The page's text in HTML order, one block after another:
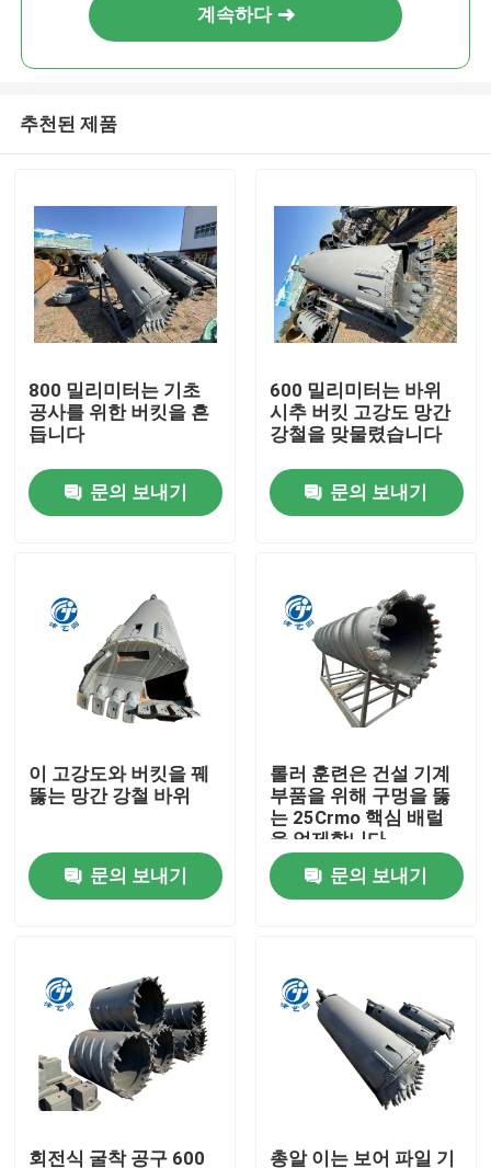
제품
우리에 대하여
품질 관리
연락주세요
경우
시추 버킷
암석 나사송곳
계속하다
추천된 제품
800 밀리미터는 기초
공사를 위한 버킷을 흔
듭니다
문의 보내기
600 밀리미터는 바위
시추 버킷 고강도 망간
강철을 맞물렸습니다
문의 보내기
이 고강도와 버킷을 꿰
뚫는 망간 강철 바위
문의 보내기
롤러 훈련은 건설 기계
부품을 위해 구멍을 뚫
는 25Crmo 핵심 배럴
을 억제합니다
문의 보내기
회전식 굴착 공구 600 총알 이는 보어 파일 기